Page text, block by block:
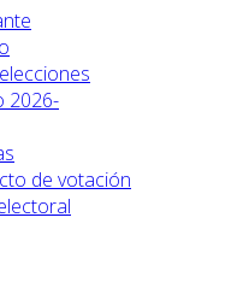
2026-
de votación